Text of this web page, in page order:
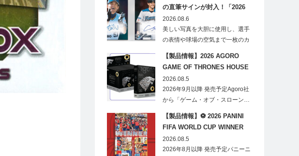
の直筆サインが封入！「2026
Topps NPB Stadium Club」が
見逃せない
2026.08.6
美しい写真を大胆に使用し、選手
の表情や球場の空気まで一枚のカ
【製品情報】2026 AGORO
GAME OF THRONES HOUSE
STARK BLIND BOX
2026.08.5
2026年9月以降 発売予定Agoro社
から「ゲーム・オブ・スローン…
【製品情報】⚽ 2026 PANINI
FIFA WORLD CUP WINNER
STICKER POSTER
2026.08.5
2026年8月以降 発売予定パニーニ